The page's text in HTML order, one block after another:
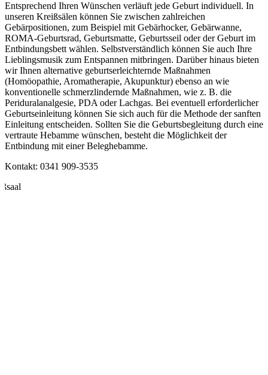
Entsprechend Ihren Wünschen verläuft jede Geburt individuell. In
unseren Kreißsälen können Sie zwischen zahlreichen
Gebärpositionen, zum Beispiel mit Gebärhocker, Gebärwanne,
ROMA-Geburtsrad, Geburtsmatte, Geburtsseil oder der Geburt im
Entbindungsbett wählen. Selbstverständlich können Sie auch Ihre
Lieblingsmusik zum Entspannen mitbringen. Darüber hinaus bieten
wir Ihnen alternative geburtserleichternde Maßnahmen
(Homöopathie, Aromatherapie, Akupunktur) ebenso an wie
konventionelle schmerzlindernde Maßnahmen, wie z. B. die
Periduralanalgesie, PDA oder Lachgas. Bei eventuell erforderlicher
Geburtseinleitung können Sie sich auch für die Methode der sanften
Einleitung entscheiden. Sollten Sie die Geburtsbegleitung durch eine
vertraute Hebamme wünschen, besteht die Möglichkeit der
Entbindung mit einer Beleghebamme.
Kontakt: 0341 909-3535